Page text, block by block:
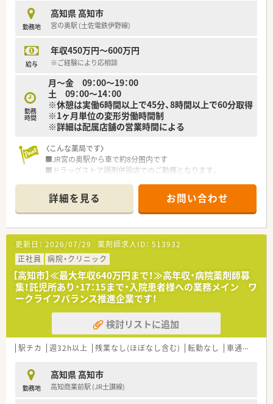
勤務地
高知県 高知市
宮の奥駅 (土佐電鉄伊野線)
給与
年収450万円～600万円
※ご経験により応相談
勤務
時間
月～金 09：00〜19：00
土 09：00〜14：00
※休憩は実働6時間以上で45分、8時間以上で60分取得
※1ヶ月単位の変形労働時間制
※詳細は配属店舗の営業時間による
〈こんな薬局です〉
■JR宮の奥駅から車で約8分圏内です
■ドラッグストア調剤併設店でのご勤務となります。
処方箋枚数は16～20枚/日程です。
■薬剤師2名、事務1名体制が在籍しています。
〈業務内容〉
■OTC医薬品の販売に関する販売・接客・レジ業務。
■調剤業務、レセコンを用いての処方箋入力などをお願いしま
す。
〈法人概要〉
■創業205周年を迎える総合健康企業です。
■高知県内でドラッグストアを経営し、調剤併設店も展開してい
ます。
■医薬品から日用品、化粧品等も取扱があり幅広い業務に触れる
ことができます。
■薬剤師は新しいポストとなりますので、新たな挑戦をしたい方
■広々とした調剤室はどこも綺麗で、監査システム・自動分包機
などの調剤設備も整っています。
■ドラッグストアでのご就業となりますので、医薬品から日用
詳細を見る お問い合わせ
更新日： 2026/07/29 薬剤師求人ID： 513932
正社員
病院・クリニック
【高知市】≪最大年収640万円まで！≫高年収・病院薬剤師募
集！託児所あり・17：15まで・入院患者様への業務メイン ワ
ークライフバランス推進企業です！
検討リストに追加
駅チカ 週32h以上 残業なし(ほぼなし含む) 転勤なし 車通勤可
勤務地
高知県 高知市
高知商業前駅 (JR土讃線)